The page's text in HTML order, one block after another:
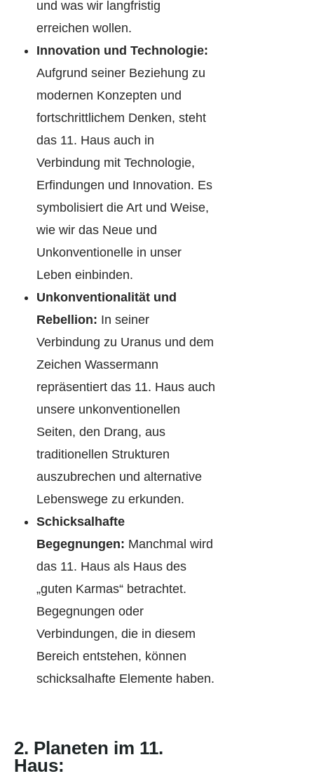
und was wir langfristig
erreichen wollen.
Innovation und Technologie:
Aufgrund seiner Beziehung zu
modernen Konzepten und
fortschrittlichem Denken, steht
das 11. Haus auch in
Verbindung mit Technologie,
Erfindungen und Innovation. Es
symbolisiert die Art und Weise,
wie wir das Neue und
Unkonventionelle in unser
Leben einbinden.
Unkonventionalität und
Rebellion: In seiner
Verbindung zu Uranus und dem
Zeichen Wassermann
repräsentiert das 11. Haus auch
unsere unkonventionellen
Seiten, den Drang, aus
traditionellen Strukturen
auszubrechen und alternative
Lebenswege zu erkunden.
Schicksalhafte
Begegnungen: Manchmal wird
das 11. Haus als Haus des
„guten Karmas“ betrachtet.
Begegnungen oder
Verbindungen, die in diesem
Bereich entstehen, können
schicksalhafte Elemente haben.
2. Planeten im 11.
Haus: